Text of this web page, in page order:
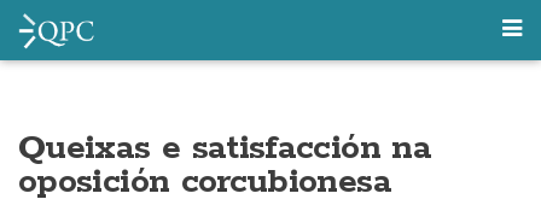
Queixas e satisfacción na
oposición corcubionesa